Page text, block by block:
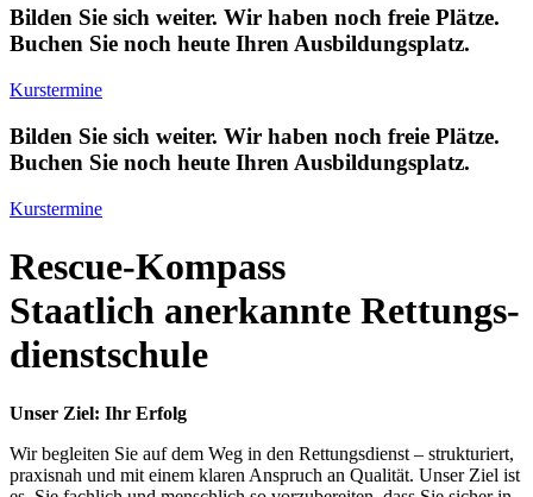
Bilden Sie sich weiter. Wir haben noch freie Plätze.
Buchen Sie noch heute Ihren Ausbildungsplatz.
Kurstermine
Bilden Sie sich weiter. Wir haben noch freie Plätze.
Buchen Sie noch heute Ihren Ausbildungsplatz.
Kurstermine
Rescue-Kompass
Staatlich anerkannte Rettungs­
dienstschule
Unser Ziel: Ihr Erfolg
Wir begleiten Sie auf dem Weg in den Rettungsdienst – strukturiert,
praxisnah und mit einem klaren Anspruch an Qualität. Unser Ziel ist